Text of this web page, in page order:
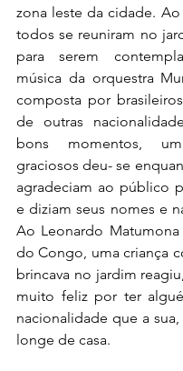
zona leste da cidade. Ao
todos se reuniram no
para serem
música da orquestra
composta por
de outras
bons momentos,
graciosos deu- se
agradeciam ao público
e diziam seus nomes e
Ao Leonardo
do Congo, uma criança
brincava no jardim
muito feliz por ter
nacionalidade que a
longe de casa.